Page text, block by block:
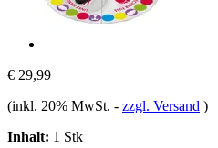
€ 29,99
(inkl. 20% MwSt. - zzgl. Versand )
Inhalt: 1 Stk